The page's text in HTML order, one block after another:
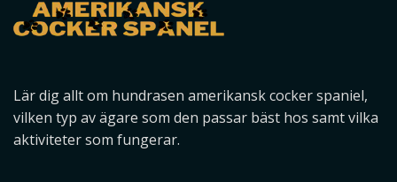
Lär dig allt om hundrasen amerikansk cocker spaniel,
vilken typ av ägare som den passar bäst hos samt vilka
aktiviteter som fungerar.